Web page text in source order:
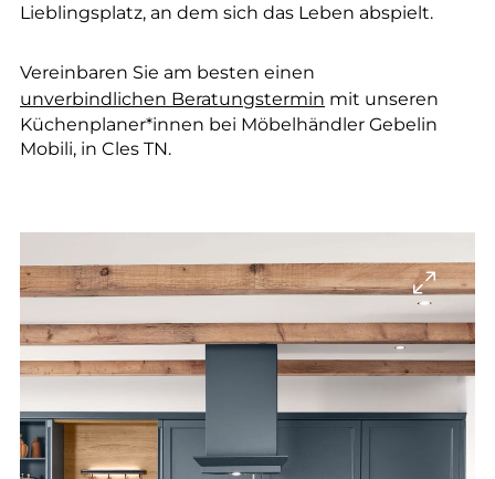
Lieblingsplatz, an dem sich das Leben abspielt.
Vereinbaren Sie am besten einen
unverbindlichen Beratungstermin mit unseren
Küchenplaner*innen bei Möbelhändler Gebelin
Mobili, in Cles TN.